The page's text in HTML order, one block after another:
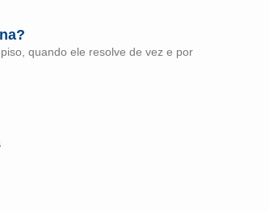
quando ele resolve de vez e por